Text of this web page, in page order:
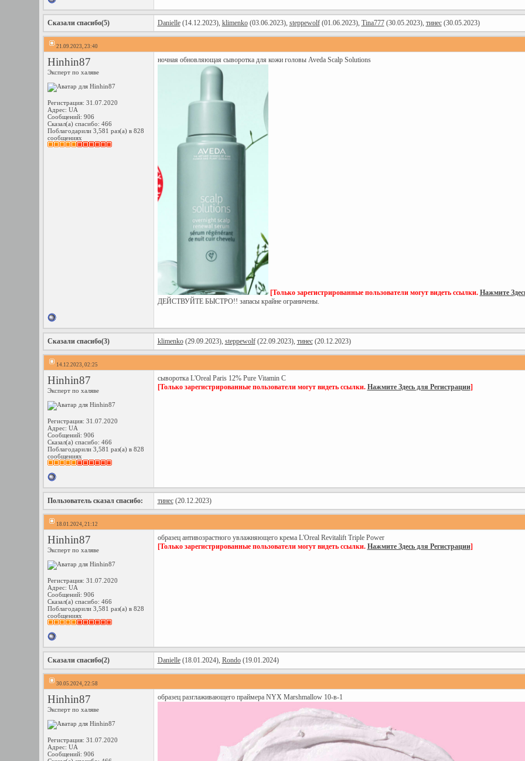
Сказали спасибо(5) Danielle(14.12.2023), klimenko(03.06.2023), steppewolf(01.06.2023), Tina777(30.05.2023), тинес(30.05.2023)
21.09.2023, 23:40
Hinhin87
Эксперт по халяве
Регистрация: 31.07.2020
Адрес: UA
Сообщений: 906
Сказал(а) спасибо: 466
Поблагодарили 3,581 раз(а) в 828
сообщениях
ночная обновляющая сыворотка для кожи головы Aveda Scalp Solutions
[Только зарегистрированные пользователи могут видеть ссылки. Нажмите
ДЕЙСТВУЙТЕ БЫСТРО!! запасы крайне ограничены.
Сказали спасибо(3) klimenko(29.09.2023), steppewolf(22.09.2023), тинес(20.12.2023)
14.12.2023, 02:25
Hinhin87
Эксперт по халяве
Регистрация: 31.07.2020
Адрес: UA
Сообщений: 906
Сказал(а) спасибо: 466
Поблагодарили 3,581 раз(а) в 828
сообщениях
сыворотка L'Oreal Paris 12% Pure Vitamin C
[Только зарегистрированные пользователи могут видеть ссылки. Нажмите Здесь для Регистрации]
Пользователь сказал cпасибо: тинес(20.12.2023)
18.01.2024, 21:12
Hinhin87
Эксперт по халяве
Регистрация: 31.07.2020
Адрес: UA
Сообщений: 906
Сказал(а) спасибо: 466
Поблагодарили 3,581 раз(а) в 828
сообщениях
образец антивозрастного увлажняющего крема L'Oreal Revitalift Triple Power
[Только зарегистрированные пользователи могут видеть ссылки. Нажмите Здесь для Регистрации]
Сказали спасибо(2) Danielle(18.01.2024), Rondo(19.01.2024)
30.05.2024, 22:58
Hinhin87
Эксперт по халяве
Регистрация: 31.07.2020
Адрес: UA
Сообщений: 906
образец разглаживающего праймера NYX Marshmallow 10-в-1